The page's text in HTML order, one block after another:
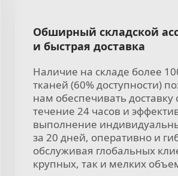
Обширный складской
и быстрая доставка
Наличие на складе более
тканей (60% доступности)
нам обеспечивать доставку
течение 24 часов и
выполнение
за 20 дней, оперативно и
обслуживая глобальных
крупных, так и мелких